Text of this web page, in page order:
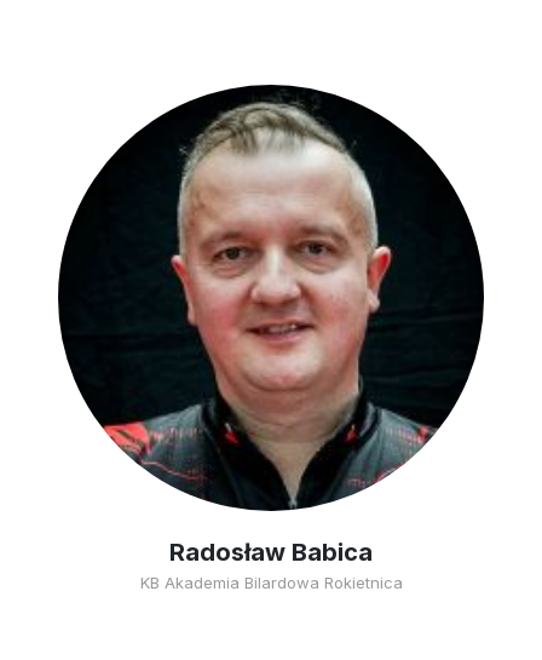
Radosław Babica
KB Akademia Bilardowa Rokietnica